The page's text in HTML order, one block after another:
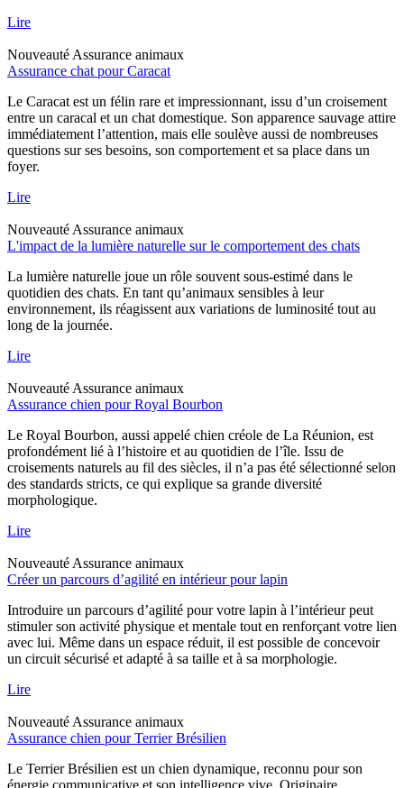
Lire
Nouveauté Assurance animaux
Assurance chat pour Caracat
Le Caracat est un félin rare et impressionnant, issu d’un croisement
entre un caracal et un chat domestique. Son apparence sauvage attire
immédiatement l’attention, mais elle soulève aussi de nombreuses
questions sur ses besoins, son comportement et sa place dans un
foyer.
Lire
Nouveauté Assurance animaux
L'impact de la lumière naturelle sur le comportement des chats
La lumière naturelle joue un rôle souvent sous-estimé dans le
quotidien des chats. En tant qu’animaux sensibles à leur
environnement, ils réagissent aux variations de luminosité tout au
long de la journée.
Lire
Nouveauté Assurance animaux
Assurance chien pour Royal Bourbon
Le Royal Bourbon, aussi appelé chien créole de La Réunion, est
profondément lié à l’histoire et au quotidien de l’île. Issu de
croisements naturels au fil des siècles, il n’a pas été sélectionné selon
des standards stricts, ce qui explique sa grande diversité
morphologique.
Lire
Nouveauté Assurance animaux
Créer un parcours d’agilité en intérieur pour lapin
Introduire un parcours d’agilité pour votre lapin à l’intérieur peut
stimuler son activité physique et mentale tout en renforçant votre lien
avec lui. Même dans un espace réduit, il est possible de concevoir
un circuit sécurisé et adapté à sa taille et à sa morphologie.
Lire
Nouveauté Assurance animaux
Assurance chien pour Terrier Brésilien
Le Terrier Brésilien est un chien dynamique, reconnu pour son
énergie communicative et son intelligence vive. Originaire